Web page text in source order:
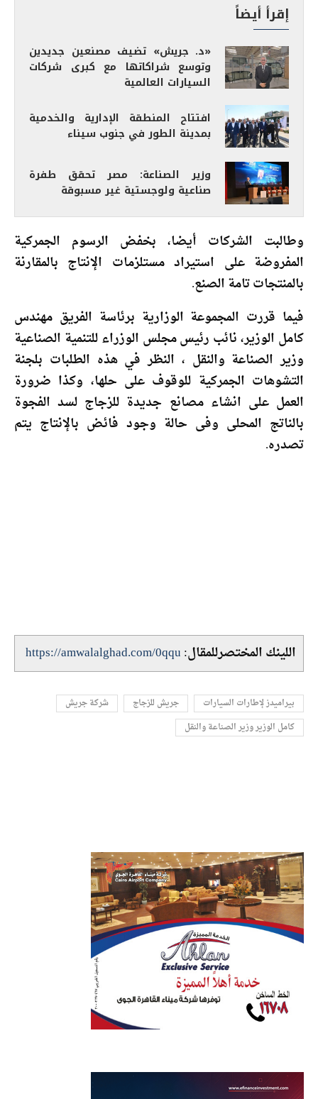
إقرأ أيضاً
«د. جريش» تضيف مصنعين جديدين
وتوسع شراكاتها مع كبرى شركات
السيارات العالمية
افتتاح المنطقة الإدارية والخدمية
بمدينة الطور في جنوب سيناء
وزير الصناعة: مصر تحقق طفرة
صناعية ولوجستية غير مسبوقة
وطالبت الشركات أيضا، بخفض الرسوم الجمركية
المفروضة على استيراد مستلزمات الإنتاج بالمقارنة
بالمنتجات تامة الصنع.
فيما قررت المجموعة الوزارية برئاسة الفريق مهندس
كامل الوزير، نائب رئيس مجلس الوزراء للتنمية الصناعية
وزير الصناعة والنقل ، النظر في هذه الطلبات بلجنة
التشوهات الجمركية للوقوف على حلها، وكذا ضرورة
العمل على انشاء مصانع جديدة للزجاج لسد الفجوة
بالناتج المحلى وفى حالة وجود فائض بالإنتاج يتم
تصدره.
اللينك المختصرللمقال:https://amwalalghad.com/0qqu
بيراميدز لإطارات السيارات جريش للزجاج
شركة جريش
كامل الوزير وزير الصناعة والنقل